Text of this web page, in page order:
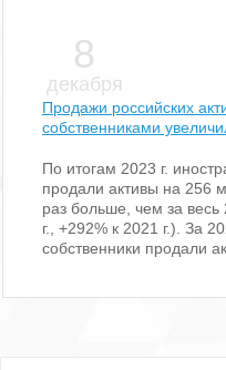
8
декабря
Продажи российских
собственниками
По итогам 2023 г.
продали активы на 256
раз больше, чем за весь
г., +292% к 2021 г.). За
собственники продали